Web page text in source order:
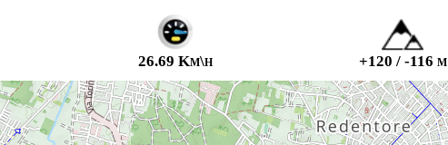
26.69 Km\h +120 / -116 m